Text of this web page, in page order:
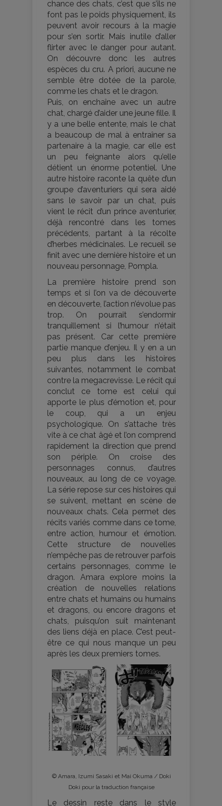
chance des chats, c’est que s’ils ne
font pas le poids physiquement, ils
peuvent avoir recours à la magie
pour s’en sortir. Mais inutile d’aller
flirter avec le danger pour autant.
On découvre donc les autres
espèces du cru. A priori, aucune ne
semble être dotée de la parole,
comme les chats et le dragon.
Puis, on enchaîne avec un autre
chat, chargé d’aider une jeune fille. Il
y a une belle entente, mais le chat
a beaucoup de mal à entraîner sa
partenaire à la magie, car elle est
un peu feignante alors qu’elle
détient un énorme potentiel. Une
autre histoire raconte la quête d’un
groupe d’aventuriers qui sera aidé
sans le savoir par un chat, puis
vient le récit d’un prince aventurier,
déjà rencontré dans les tomes
précédents, partant à la récolte
d’herbes médicinales. Le recueil se
finit avec une dernière histoire et un
nouveau personnage, Pompla.
La première histoire prend son
temps et si l’on va de découverte
en découverte, l’action n’évolue pas
trop. On pourrait s’endormir
tranquillement si l’humour n’était
pas présent. Car cette première
partie manque d’enjeu. Il y en a un
peu plus dans les histoires
suivantes, notamment le combat
contre la megacrevisse. Le récit qui
conclut ce tome est celui qui
apporte le plus d’émotion et, pour
le coup, qui a un enjeu
psychologique. On s’attache très
vite à ce chat âgé et l’on comprend
rapidement la direction que prend
son périple. On croise des
personnages connus, d’autres
nouveaux, au long de ce voyage.
La série repose sur ces histoires qui
se suivent, mettant en scène de
nouveaux chats. Cela permet des
récits variés comme dans ce tome,
entre action, humour et émotion.
Cette structure de nouvelles
n’empêche pas de retrouver parfois
certains personnages, comme le
dragon. Amara explore moins la
création de nouvelles relations
entre chats et humains ou humains
et dragons, ou encore dragons et
chats, puisqu’on suit maintenant
des liens déjà en place. C’est peut-
être ce qui nous manque un peu
après les deux premiers tomes.
© Amara, Izumi Sasaki et Mai Okuma / Doki
Doki pour la traduction française
Le dessin reste dans le style